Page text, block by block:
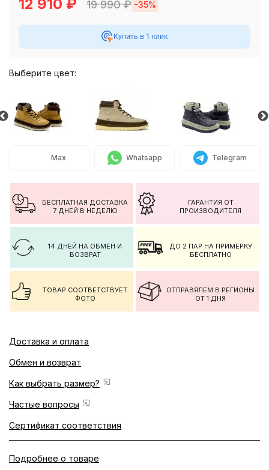
12 910 ₽ 19 990₽ -35%
Купить в 1 клик
Выберите цвет:
Max Whatsapp Telegram
БЕСПЛАТНАЯ ДОСТАВКА
7 ДНЕЙ В НЕДЕЛЮ
ГАРАНТИЯ ОТ
ПРОИЗВОДИТЕЛЯ
14 ДНЕЙ НА ОБМЕН И
ВОЗВРАТ
ДО 2 ПАР НА ПРИМЕРКУ
БЕСПЛАТНО
ТОВАР СООТВЕТСТВУЕТ
ФОТО
ОТПРАВЯЛЕМ В РЕГИОНЫ
ОТ 1 ДНЯ
Доставка и оплата
Обмен и возврат
Как выбрать размер?
Частые вопросы
Сертификат соответствия
Подробнее о товаре